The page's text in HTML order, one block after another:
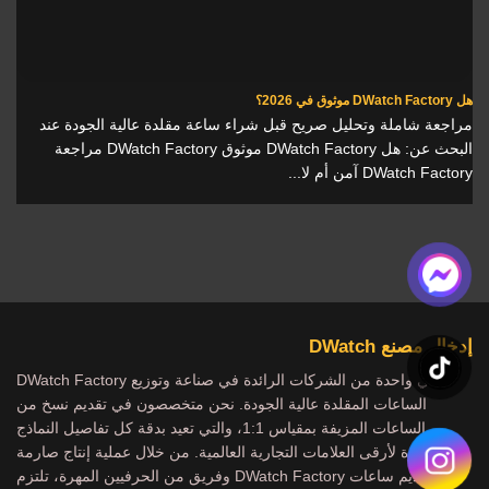
هل DWatch Factory موثوق في 2026؟
مراجعة شاملة وتحليل صريح قبل شراء ساعة مقلدة عالية الجودة عند
البحث عن: هل DWatch Factory موثوق DWatch Factory مراجعة
DWatch Factory آمن أم لا...
إدخال مصنع DWatch
DWatch Factory هي واحدة من الشركات الرائدة في صناعة وتوزيع
الساعات المقلدة عالية الجودة. نحن متخصصون في تقديم نسخ من
الساعات المزيفة بمقياس 1:1، والتي تعيد بدقة كل تفاصيل النماذج
الشهيرة لأرقى العلامات التجارية العالمية. من خلال عملية إنتاج صارمة
وفريق من الحرفيين المهرة، تلتزم DWatch Factory بتقديم ساعات